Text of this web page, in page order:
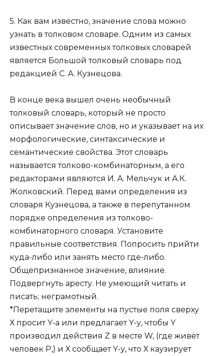
5. Как вам известно, значение слова можно
узнать в толковом словаре. Одним из самых
известных современных толковых словарей
является Большой толковый словарь под
редакцией С. А. Кузнецова.
В конце века вышел очень необычный
толковый словарь, который не просто
описывает значение слов, но и указывает на их
морфологические, синтаксические и
семантические свойства. Этот словарь
называется толково-комбинаторным, а его
редакторами являются И. А. Мельчук и А.К.
Жолковский. Перед вами определения из
словаря Кузнецова, а также в перепутанном
порядке определения из толково-
комбинаторного словаря. Установите
правильные соответствия. Попросить прийти
куда-либо или занять место где-либо.
Общепризнанное значение, влияние.
Подвергнуть аресту. Не умеющий читать и
писать; неграмотный.
*Перетащите элементы на пустые поля сверху
Х просит Y-а или предлагает Y-у, чтобы Y
производил действия Z в месте W, (где живёт
человек P,) и Х сообщает Y-у, что Х каузирует